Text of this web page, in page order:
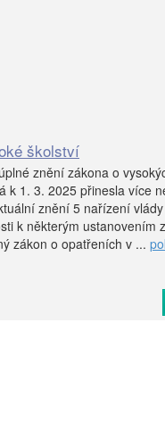
školství
znění zákona o
k 1. 3. 2025 přinesla více
znění 5 nařízení
k některým ustanovením
zákon o opatřeních v ...